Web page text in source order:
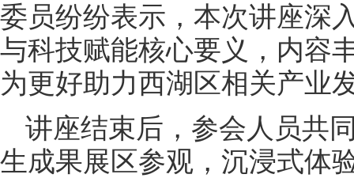
委员纷纷表示，本次讲座深
与科技赋能核心要义，内容
为更好助力西湖区相关产业
讲座结束后，参会人员共
生成果展区参观，沉浸式体